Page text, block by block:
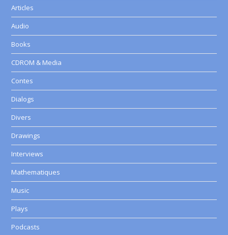
Articles
Audio
Books
CDROM & Media
Contes
Dialogs
Divers
Drawings
Interviews
Mathematiques
Music
Plays
Podcasts